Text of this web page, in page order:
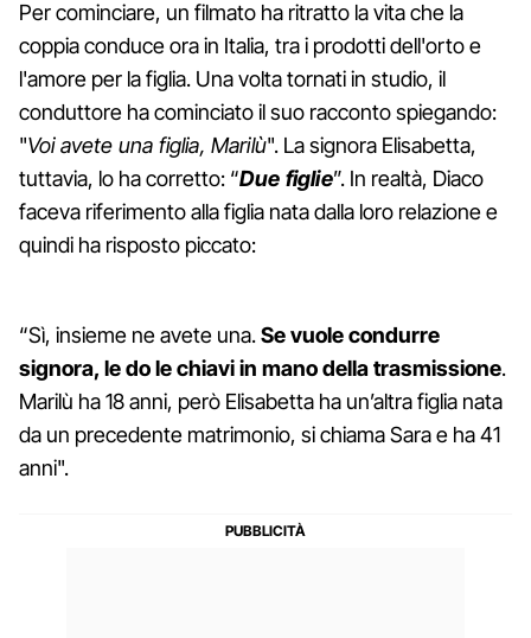
Per cominciare, un filmato ha ritratto la vita che la
coppia conduce ora in Italia, tra i prodotti dell'orto e
l'amore per la figlia. Una volta tornati in studio, il
conduttore ha cominciato il suo racconto spiegando:
"Voi avete una figlia, Marilù". La signora Elisabetta,
tuttavia, lo ha corretto: “Due figlie”. In realtà, Diaco
faceva riferimento alla figlia nata dalla loro relazione e
quindi ha risposto piccato:
“Sì, insieme ne avete una.Se vuole condurre
signora, le do le chiavi in mano della trasmissione.
Marilù ha 18 anni, però Elisabetta ha un’altra figlia nata
da un precedente matrimonio, si chiama Sara e ha 41
anni".